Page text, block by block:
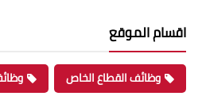
اقسام الموقع
وظائف القطاع الخاص